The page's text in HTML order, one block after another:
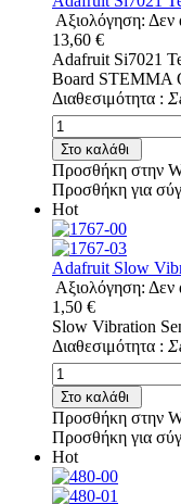
Αξιολόγηση: Δεν
13,60 €
Adafruit Si7021
Board STEMMA
Διαθεσιμότητα :
Στο καλάθι
Προσθήκη στην
Προσθήκη για
Hot
Adafruit Slow
Αξιολόγηση: Δεν
1,50 €
Slow Vibration
Διαθεσιμότητα :
Στο καλάθι
Προσθήκη στην
Προσθήκη για
Hot